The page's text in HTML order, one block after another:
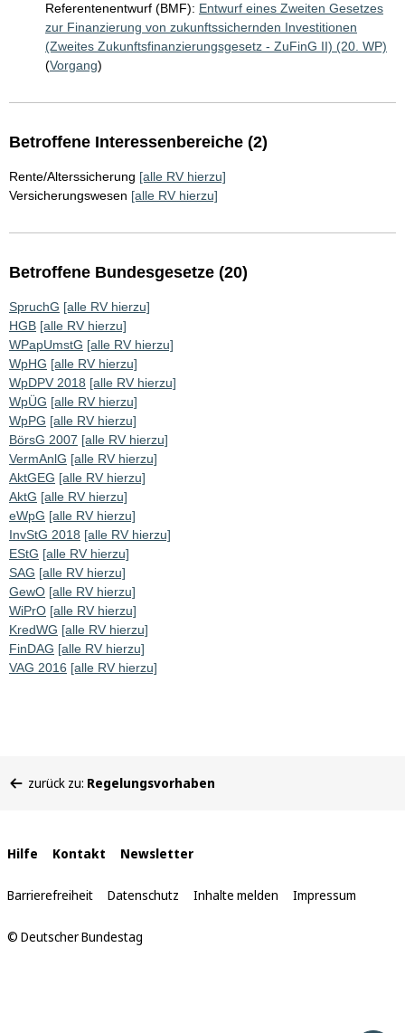
Referentenentwurf (BMF): Entwurf eines Zweiten Gesetzes
zur Finanzierung von zukunftssichernden Investitionen
(Zweites Zukunftsfinanzierungsgesetz - ZuFinG II) (20. WP)
(Vorgang)
Betroffene Interessenbereiche (2)
Rente/Alterssicherung [alle RV hierzu]
Versicherungswesen [alle RV hierzu]
Betroffene Bundesgesetze (20)
SpruchG [alle RV hierzu]
HGB [alle RV hierzu]
WPapUmstG [alle RV hierzu]
WpHG [alle RV hierzu]
WpDPV 2018 [alle RV hierzu]
WpÜG [alle RV hierzu]
WpPG [alle RV hierzu]
BörsG 2007 [alle RV hierzu]
VermAnlG [alle RV hierzu]
AktGEG [alle RV hierzu]
AktG [alle RV hierzu]
eWpG [alle RV hierzu]
InvStG 2018 [alle RV hierzu]
EStG [alle RV hierzu]
SAG [alle RV hierzu]
GewO [alle RV hierzu]
WiPrO [alle RV hierzu]
KredWG [alle RV hierzu]
FinDAG [alle RV hierzu]
VAG 2016 [alle RV hierzu]
befinden
zurück zu: Regelungsvorhaben
Interne
Links
Hilfe Kontakt Newsletter
Barrierefreiheit Datenschutz Inhalte melden Impressum
© Deutscher Bundestag